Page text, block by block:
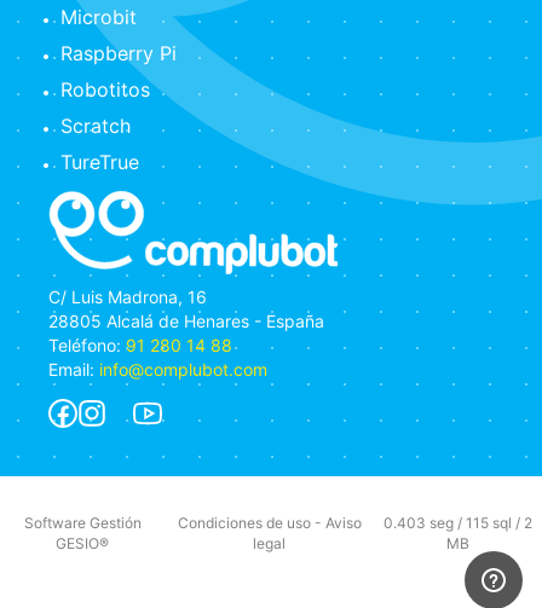
C/ Luis Madrona, 16
28805 Alcalá de Henares - España
Teléfono: 91 280 14 88
Email: info@complubot.com
Microbit
Raspberry Pi
Robotitos
Scratch
TureTrue
Software Gestión
GESIO®
Condiciones de uso- Aviso
legal
0.403 seg / 115 sql / 2
MB